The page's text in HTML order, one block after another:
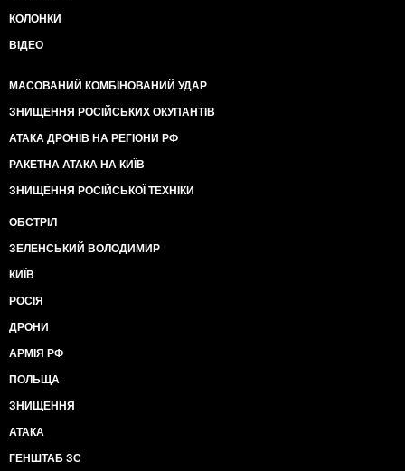
КОЛОНКИ
ВІДЕО
МАСОВАНИЙ КОМБІНОВАНИЙ УДАР
ЗНИЩЕННЯ РОСІЙСЬКИХ ОКУПАНТІВ
АТАКА ДРОНІВ НА РЕГІОНИ РФ
РАКЕТНА АТАКА НА КИЇВ
ЗНИЩЕННЯ РОСІЙСЬКОЇ ТЕХНІКИ
ОБСТРІЛ
ЗЕЛЕНСЬКИЙ ВОЛОДИМИР
КИЇВ
РОСІЯ
ДРОНИ
АРМІЯ РФ
ПОЛЬЩА
ЗНИЩЕННЯ
АТАКА
ГЕНШТАБ ЗС